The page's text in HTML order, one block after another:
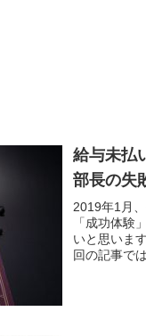
給与未払
部長の失
2019年1月
「成功体験
いと思いま
回の記事で